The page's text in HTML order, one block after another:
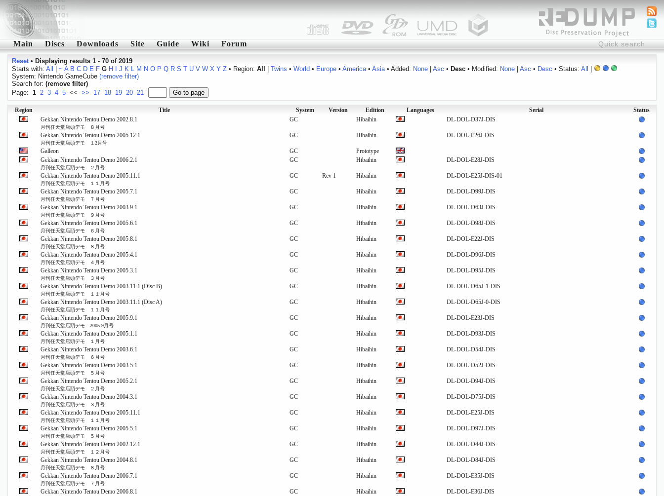
Main Discs Downloads Site Guide Wiki Forum
Reset• Displaying results 1 - 70 of 2019
Starts with: All ~ A B C D E F G H J K L M N O P Q R S T U V W X Y Z• Region: All Twins • World • Europe• America• Asia• Added: None| Asc • Desc• Modified: None| Asc • Desc • Status: All
System: Nintendo GameCube (remove filter)
Search for: (remove filter)
Page: 1 2 3 4 5 << >> 17 18 19 20 21
Region Title System Version Edition Languages Serial
Status
Gekkan Nintendo Tentou Demo 2002.8.1
月刊任天堂店頭デモ ８月号
GC Hibaihin DL-DOL-D37J-DIS
Gekkan Nintendo Tentou Demo 2005.12.1
月刊任天堂店頭デモ １2月号
GC Hibaihin DL-DOL-E26J-DIS
Galleon GC
Prototype
Gekkan Nintendo Tentou Demo 2006.2.1
月刊任天堂店頭デモ ２月号
GC Hibaihin DL-DOL-E28J-DIS
Gekkan Nintendo Tentou Demo 2005.11.1
月刊任天堂店頭デモ １１月号
GC Rev 1 Hibaihin DL-DOL-E25J-DIS-01
Gekkan Nintendo Tentou Demo 2005.7.1
月刊任天堂店頭デモ ７月号
GC Hibaihin DL-DOL-D99J-DIS
Gekkan Nintendo Tentou Demo 2003.9.1
月刊任天堂店頭デモ ９月号
GC Hibaihin DL-DOL-D63J-DIS
Gekkan Nintendo Tentou Demo 2005.6.1
月刊任天堂店頭デモ ６月号
GC Hibaihin DL-DOL-D98J-DIS
Gekkan Nintendo Tentou Demo 2005.8.1
月刊任天堂店頭デモ ８月号
GC Hibaihin DL-DOL-E22J-DIS
Gekkan Nintendo Tentou Demo 2005.4.1
月刊任天堂店頭デモ ４月号
GC Hibaihin DL-DOL-D96J-DIS
Gekkan Nintendo Tentou Demo 2005.3.1
月刊任天堂店頭デモ ３月号
GC Hibaihin DL-DOL-D95J-DIS
Gekkan Nintendo Tentou Demo 2003.11.1 (Disc B)
月刊任天堂店頭デモ １１月号
GC Hibaihin DL-DOL-D65J-1-DIS
Gekkan Nintendo Tentou Demo 2003.11.1 (Disc A)
月刊任天堂店頭デモ １１月号
GC Hibaihin DL-DOL-D65J-0-DIS
Gekkan Nintendo Tentou Demo 2005.9.1
月刊任天堂店頭デモ 2005 9月号
GC Hibaihin DL-DOL-E23J-DIS
Gekkan Nintendo Tentou Demo 2005.1.1
月刊任天堂店頭デモ １月号
GC Hibaihin DL-DOL-D93J-DIS
Gekkan Nintendo Tentou Demo 2003.6.1
月刊任天堂店頭デモ ６月号
GC Hibaihin DL-DOL-D54J-DIS
Gekkan Nintendo Tentou Demo 2003.5.1
月刊任天堂店頭デモ ５月号
GC Hibaihin DL-DOL-D52J-DIS
Gekkan Nintendo Tentou Demo 2005.2.1
月刊任天堂店頭デモ ２月号
GC Hibaihin DL-DOL-D94J-DIS
Gekkan Nintendo Tentou Demo 2004.3.1
月刊任天堂店頭デモ ３月号
GC Hibaihin DL-DOL-D75J-DIS
Gekkan Nintendo Tentou Demo 2005.11.1
月刊任天堂店頭デモ １１月号
GC Hibaihin DL-DOL-E25J-DIS
Gekkan Nintendo Tentou Demo 2005.5.1
月刊任天堂店頭デモ ５月号
GC Hibaihin DL-DOL-D97J-DIS
Gekkan Nintendo Tentou Demo 2002.12.1
月刊任天堂店頭デモ １２月号
GC Hibaihin DL-DOL-D44J-DIS
Gekkan Nintendo Tentou Demo 2004.8.1
月刊任天堂店頭デモ ８月号
GC Hibaihin DL-DOL-D84J-DIS
Gekkan Nintendo Tentou Demo 2006.7.1
月刊任天堂店頭デモ ７月号
GC Hibaihin DL-DOL-E35J-DIS
Gekkan Nintendo Tentou Demo 2006.8.1 GC Hibaihin DL-DOL-E36J-DIS